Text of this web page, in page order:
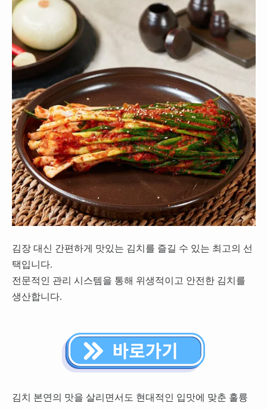
김장 대신 간편하게 맛있는 김치를 즐길 수 있는 최고의 선
택입니다.
전문적인 관리 시스템을 통해 위생적이고 안전한 김치를
생산합니다.
김치 본연의 맛을 살리면서도 현대적인 입맛에 맞춘 훌륭